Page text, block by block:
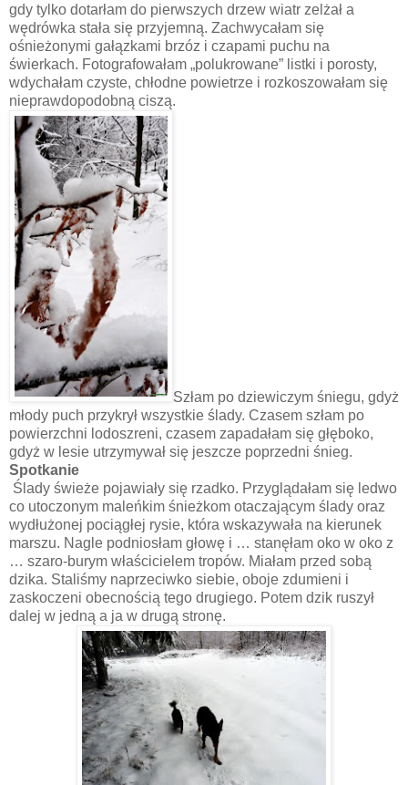
gdy tylko dotarłam do pierwszych drzew wiatr zelżał a
wędrówka stała się przyjemną. Zachwycałam się
ośnieżonymi gałązkami brzóz i czapami puchu na
świerkach. Fotografowałam „polukrowane” listki i porosty,
wdychałam czyste, chłodne powietrze i rozkoszowałam się
nieprawdopodobną ciszą.
Szłam po dziewiczym śniegu, gdyż
młody puch przykrył wszystkie ślady. Czasem szłam po
powierzchni lodoszreni, czasem zapadałam się głęboko,
gdyż w lesie utrzymywał się jeszcze poprzedni śnieg.
Spotkanie
Ślady świeże pojawiały się rzadko. Przyglądałam się ledwo
co utoczonym maleńkim śnieżkom otaczającym ślady oraz
wydłużonej pociągłej rysie, która wskazywała na kierunek
marszu. Nagle podniosłam głowę i … stanęłam oko w oko z
… szaro-burym właścicielem tropów. Miałam przed sobą
dzika. Staliśmy naprzeciwko siebie, oboje zdumieni i
zaskoczeni obecnością tego drugiego. Potem dzik ruszył
dalej w jedną a ja w drugą stronę.